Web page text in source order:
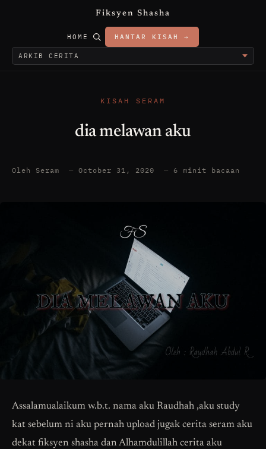
Fiksyen Shasha
HOME HANTAR KISAH →
KISAH SERAM
dia melawan aku
Oleh Seram — October 31, 2020 — 6 minit bacaan
Assalamualaikum w.b.t. nama aku Raudhah ,aku study
kat sebelum ni aku pernah upload jugak cerita seram aku
dekat fiksyen shasha dan Alhamdulillah cerita aku